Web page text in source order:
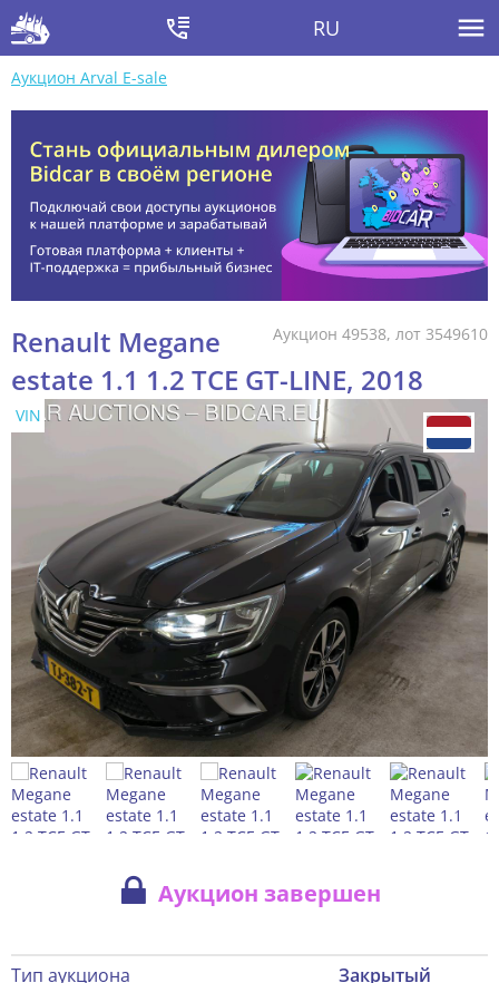
RU
Аукцион Arval E-sale
Аукцион 49538, лот 3549610
Renault Megane
estate 1.1 1.2 TCE GT-LINE, 2018
VIN
Аукцион завершен
Тип аукциона
Закрытый